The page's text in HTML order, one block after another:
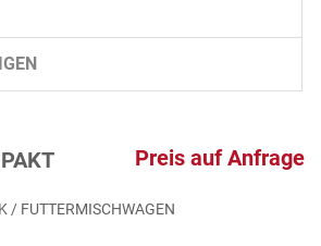
Preis auf Anfrage
/ FUTTERMISCHWAGEN